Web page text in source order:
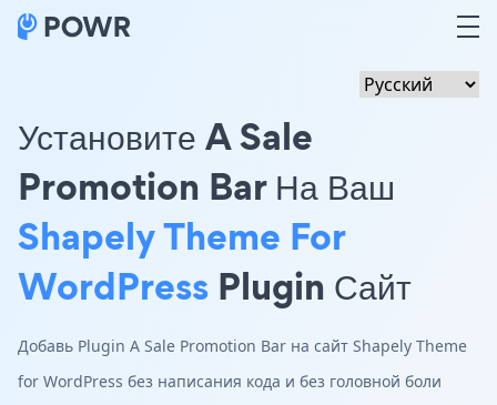
Установите A Sale
Promotion Bar На Ваш
Shapely Theme For
WordPress Plugin Сайт
Добавь Plugin A Sale Promotion Bar на сайт Shapely Theme
for WordPress без написания кода и без головной боли